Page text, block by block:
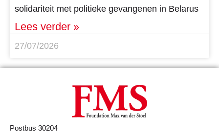
solidariteit met politieke gevangenen in Belarus
Lees verder »
27/07/2026
Postbus 30204